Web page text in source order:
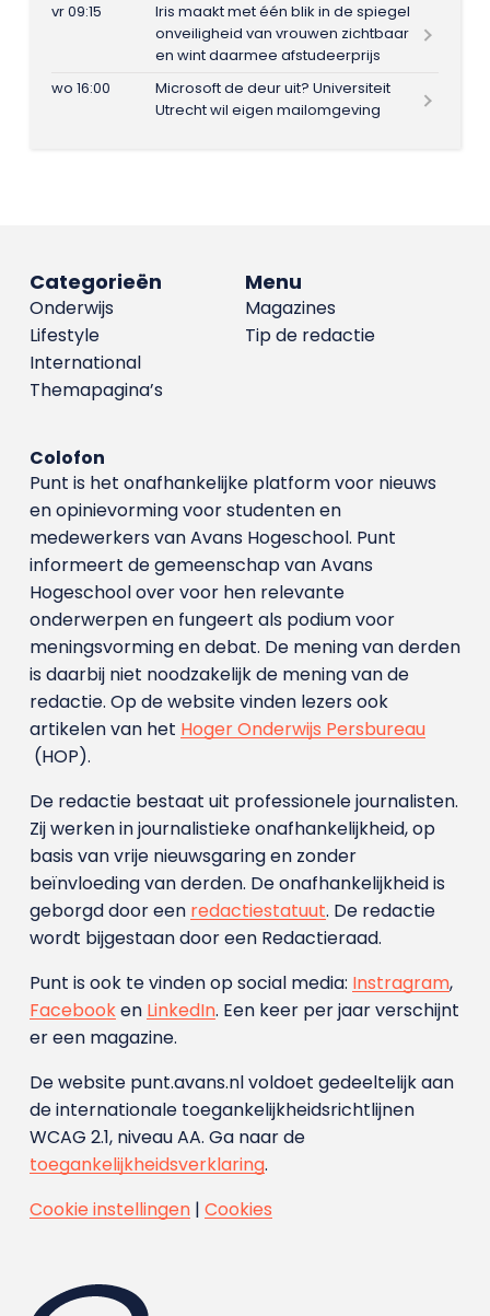
vr 09:15
Iris maakt met één blik in de spiegel
onveiligheid van vrouwen zichtbaar
en wint daarmee afstudeerprijs
wo 16:00
Microsoft de deur uit? Universiteit
Utrecht wil eigen mailomgeving
Menu
Magazines
Tip de redactie
Categorieën
Onderwijs
Lifestyle
International
Themapagina’s
Colofon
Punt is het onafhankelijke platform voor nieuws
en opinievorming voor studenten en
medewerkers van Avans Hoge­school. Punt
informeert de gemeenschap van Avans
Hogeschool over voor hen relevante
onderwerpen en fungeert als podium voor
meningsvorming en debat. De mening van derden
is daarbij niet noodzakelijk de mening van de
redactie. Op de website vinden lezers ook
artikelen van het Hoger Onderwijs Persbureau
(HOP).
De redactie bestaat uit professionele journalisten.
Zij werken in journalistieke onafhankelijkheid, op
basis van vrije nieuwsgaring en zonder
beïnvloeding van derden. De onafhankelijkheid is
geborgd door een redactiestatuut. De redactie
wordt bijgestaan door een Redactieraad.
Punt is ook te vinden op social media: Instragram,
Facebooken LinkedIn. Een keer per jaar verschijnt
er een magazine.
De website punt.avans.nl voldoet gedeeltelijk aan
de internationale toegankelijkheidsrichtlijnen
WCAG 2.1, niveau AA. Ga naar de
toegankelijkheidsverklaring.
Cookie instellingen| Cookies